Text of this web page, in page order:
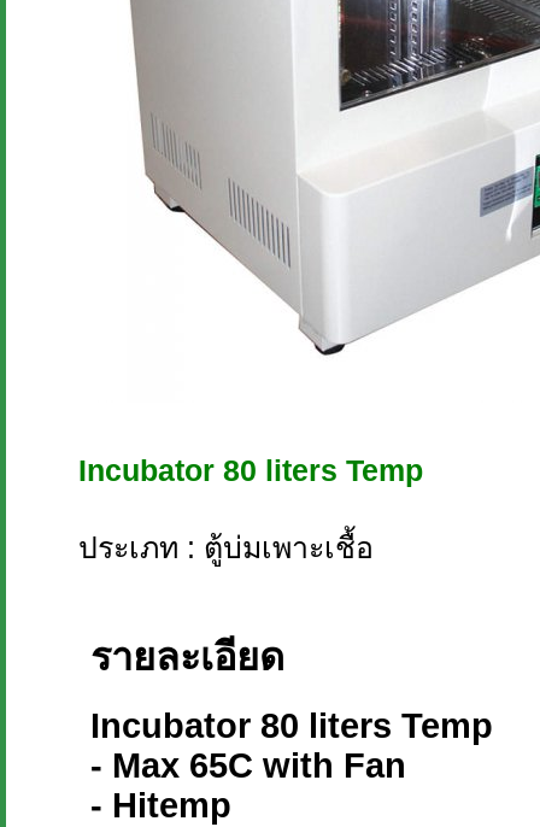
Incubator 80 liters Temp
ประเภท : ตู้บ่มเพาะเชื้อ
รายละเอียด
Incubator 80 liters Temp
- Max 65C with Fan
- Hitemp